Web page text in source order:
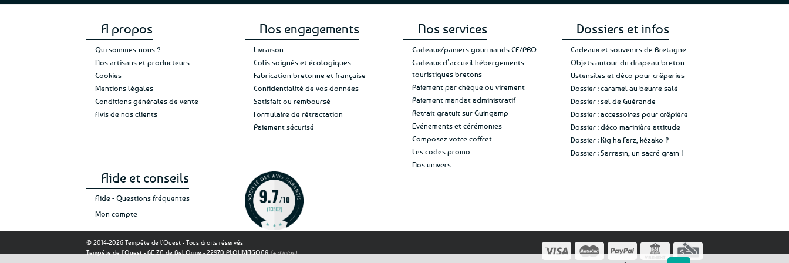
A propos
Qui sommes-nous ?
Nos artisans et producteurs
Cookies
Mentions légales
Conditions générales de vente
Avis de nos clients
Nos engagements
Livraison
Colis soignés et écologiques
Fabrication bretonne et française
Confidentialité de vos données
Satisfait ou remboursé
Formulaire de rétractation
Paiement sécurisé
Nos services
Cadeaux/paniers gourmands CE/PRO
Cadeaux d’accueil hébergements
touristiques bretons
Paiement par chèque ou virement
Paiement mandat administratif
Retrait gratuit sur Guingamp
Evénements et cérémonies
Composez votre coffret
Les codes promo
Nos univers
Dossiers et infos
Cadeaux et souvenirs de Bretagne
Objets autour du drapeau breton
Ustensiles et déco pour crêperies
Dossier : caramel au beurre salé
Dossier : sel de Guérande
Dossier : accessoires pour crêpière
Dossier : déco marinière attitude
Dossier : Kig ha Farz, kézako ?
Dossier : Sarrasin, un sacré grain !
Aide et conseils
Aide - Questions fréquentes
Mon compte
© 2014-2026 Tempête de l'Ouest - Tous droits réservés
Tempête de l'Ouest - 6E ZA de Bel Orme - 22970 PLOUMAGOAR (+ d'infos)